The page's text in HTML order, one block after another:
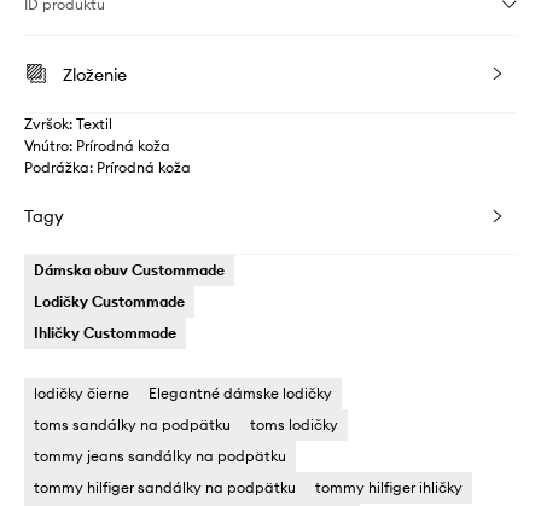
ID produktu
Zloženie
Zvršok: Textil
Vnútro: Prírodná koža
Podrážka: Prírodná koža
Tagy
Dámska obuv Custommade
Lodičky Custommade
Ihličky Custommade
lodičky čierne
Elegantné dámske lodičky
toms sandálky na podpätku
toms lodičky
tommy jeans sandálky na podpätku
tommy hilfiger sandálky na podpätku
tommy hilfiger ihličky